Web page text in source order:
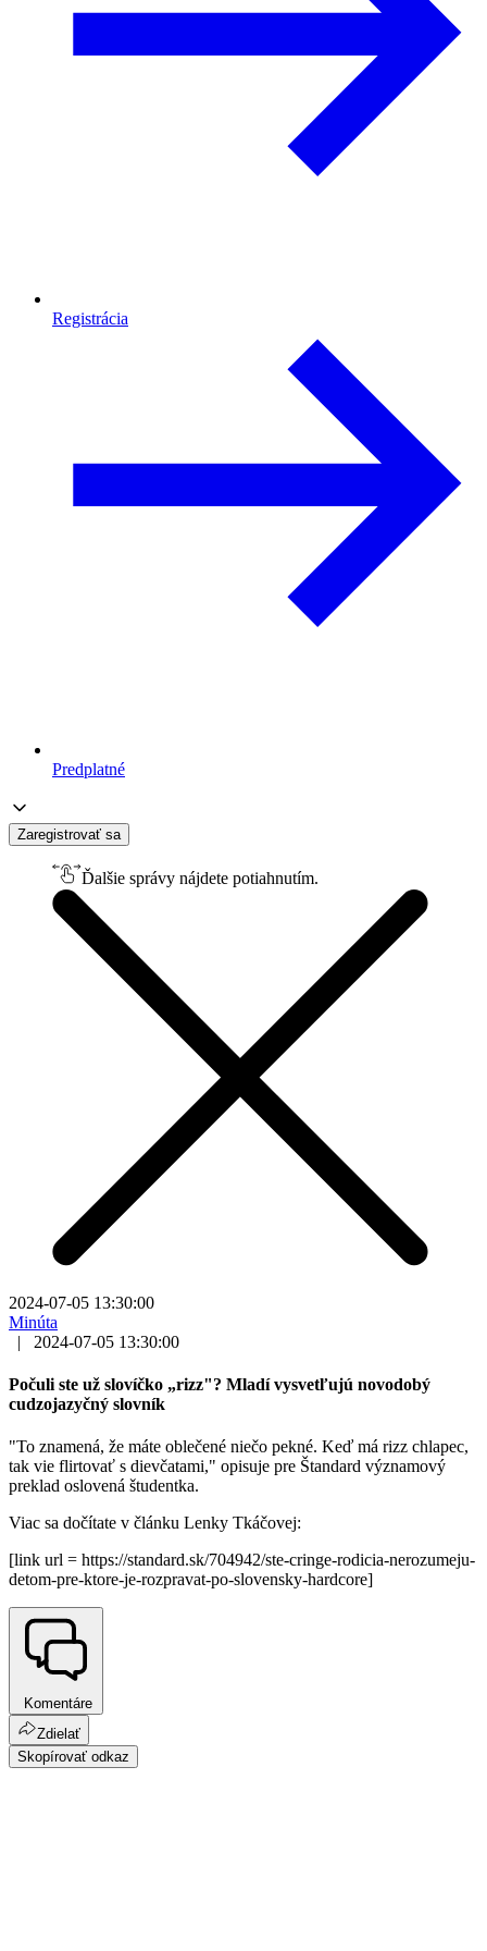
Registrácia
Predplatné
Zaregistrovať sa
Ďalšie správy nájdete potiahnutím.
2024-07-05 13:30:00
Minúta
|
2024-07-05 13:30:00
Počuli ste už slovíčko „rizz"? Mladí vysvetľujú novodobý
cudzojazyčný slovník
"To znamená, že máte oblečené niečo pekné. Keď má rizz chlapec,
tak vie flirtovať s dievčatami," opisuje pre Štandard významový
preklad oslovená študentka.
Viac sa dočítate v článku Lenky Tkáčovej:
[link url = https://standard.sk/704942/ste-cringe-rodicia-nerozumeju-
detom-pre-ktore-je-rozpravat-po-slovensky-hardcore]
Komentáre
Zdielať
Skopírovať odkaz